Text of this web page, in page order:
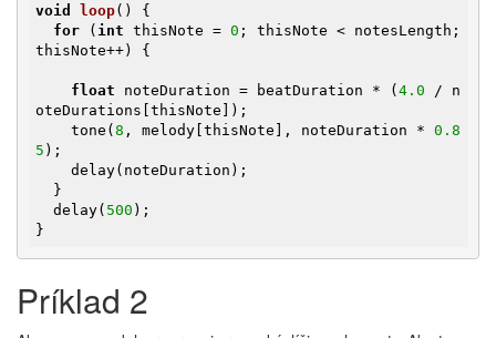
void loop()
{
for ( int thisNote = 0 ; thisNote < notesLength;
thisNote++) {
float noteDuration = beatDuration * (4.0 / n
oteDurations[thisNote]);
    tone(
8 , melody[thisNote], noteDuration * 0.8
5 );
  delay(
500 );
}
Príklad 2